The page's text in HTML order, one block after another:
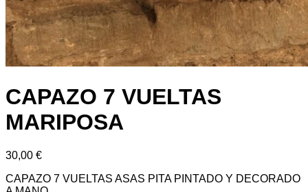
CAPAZO 7 VUELTAS
MARIPOSA
30,00 €
CAPAZO 7 VUELTAS ASAS PITA PINTADO Y DECORADO